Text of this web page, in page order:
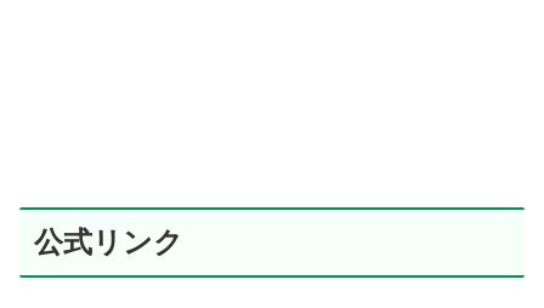
公式リンク